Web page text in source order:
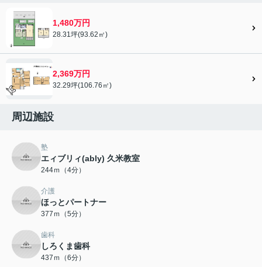
1,480万円
28.31坪(93.62㎡)
2,369万円
32.29坪(106.76㎡)
周辺施設
塾
エィブリィ(ably) 久米教室
244ｍ（4分）
介護
ほっとパートナー
377ｍ（5分）
歯科
しろくま歯科
437ｍ（6分）